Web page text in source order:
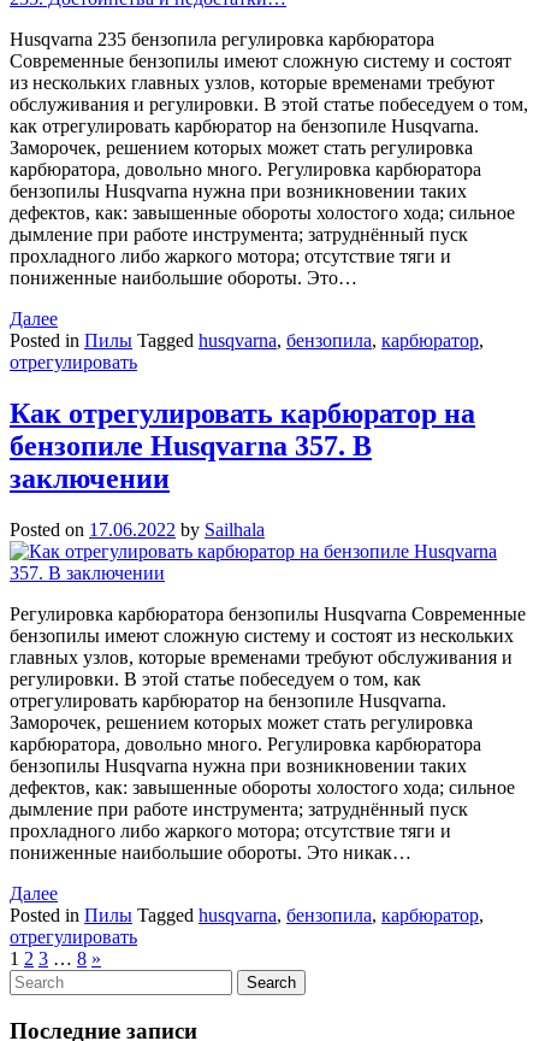
Husqvarna 235 бензопила регулировка карбюратора
Современные бензопилы имеют сложную систему и состоят
из нескольких главных узлов, которые временами требуют
обслуживания и регулировки. В этой статье побеседуем о том,
как отрегулировать карбюратор на бензопиле Husqvarna.
Заморочек, решением которых может стать регулировка
карбюратора, довольно много. Регулировка карбюратора
бензопилы Husqvarna нужна при возникновении таких
дефектов, как: завышенные обороты холостого хода; сильное
дымление при работе инструмента; затруднённый пуск
прохладного либо жаркого мотора; отсутствие тяги и
пониженные наибольшие обороты. Это…
Далее
Posted in Пилы Tagged husqvarna, бензопила, карбюратор,
отрегулировать
Как отрегулировать карбюратор на
бензопиле Husqvarna 357. В
заключении
Posted on 17.06.2022 by Sailhala
Регулировка карбюратора бензопилы Husqvarna Современные
бензопилы имеют сложную систему и состоят из нескольких
главных узлов, которые временами требуют обслуживания и
регулировки. В этой статье побеседуем о том, как
отрегулировать карбюратор на бензопиле Husqvarna.
Заморочек, решением которых может стать регулировка
карбюратора, довольно много. Регулировка карбюратора
бензопилы Husqvarna нужна при возникновении таких
дефектов, как: завышенные обороты холостого хода; сильное
дымление при работе инструмента; затруднённый пуск
прохладного либо жаркого мотора; отсутствие тяги и
пониженные наибольшие обороты. Это никак…
Далее
Posted in Пилы Tagged husqvarna, бензопила, карбюратор,
отрегулировать
1 2 3 … 8 »
Последние записи